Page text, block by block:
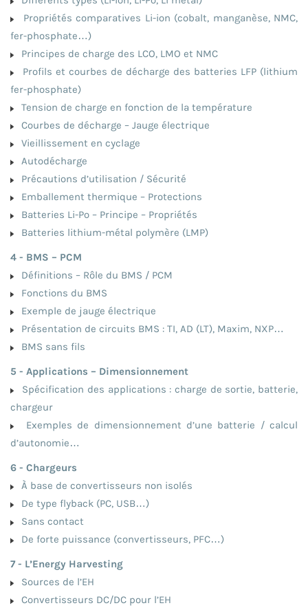
Propriétés comparatives Li-ion (cobalt, manganèse, NMC,
fer-phosphate…)
Principes de charge des LCO, LMO et NMC
Profils et courbes de décharge des batteries LFP (lithium
fer-phosphate)
Tension de charge en fonction de la température
Courbes de décharge – Jauge électrique
Vieillissement en cyclage
Autodécharge
Précautions d’utilisation / Sécurité
Emballement thermique – Protections
Batteries Li-Po – Principe – Propriétés
Batteries lithium-métal polymère (LMP)
4 - BMS – PCM
Définitions – Rôle du BMS / PCM
Fonctions du BMS
Exemple de jauge électrique
Présentation de circuits BMS : TI, AD (LT), Maxim, NXP…
BMS sans fils
5 - Applications – Dimensionnement
Spécification des applications : charge de sortie, batterie,
chargeur
Exemples de dimensionnement d’une batterie / calcul
d’autonomie…
6 - Chargeurs
À base de convertisseurs non isolés
De type flyback (PC, USB…)
Sans contact
De forte puissance (convertisseurs, PFC…)
7 - L’Energy Harvesting
Sources de l’EH
Convertisseurs DC/DC pour l’EH